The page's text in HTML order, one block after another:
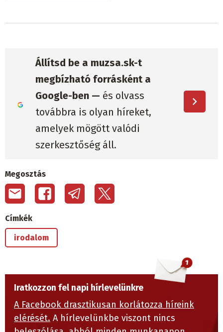
Állítsd be a muzsa.sk-t
megbízható forrásként a
Google-ben — és olvass
továbbra is olyan híreket,
amelyek mögött valódi
szerkesztőség áll.
Megosztás
Címkék
irodalom
Iratkozzon fel napi hírlevelünkre
A Facebook drasztikusan korlátozza híreink
elérését. A hírlevelünkbe viszont nincs